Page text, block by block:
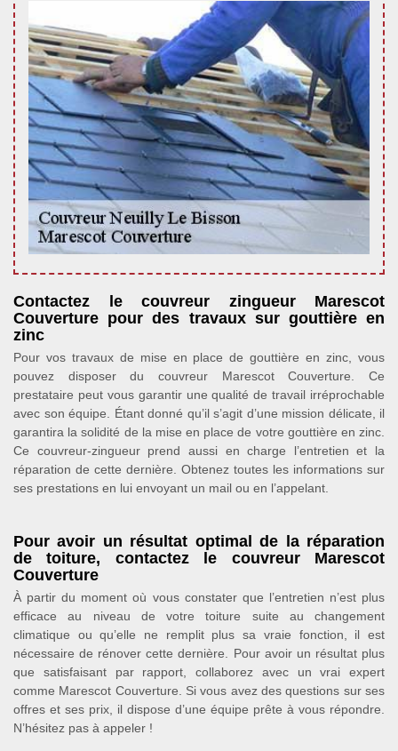
Contactez le couvreur zingueur Marescot
Couverture pour des travaux sur gouttière en
zinc
Pour vos travaux de mise en place de gouttière en zinc, vous
pouvez disposer du couvreur Marescot Couverture. Ce
prestataire peut vous garantir une qualité de travail irréprochable
avec son équipe. Étant donné qu’il s’agit d’une mission délicate, il
garantira la solidité de la mise en place de votre gouttière en zinc.
Ce couvreur-zingueur prend aussi en charge l’entretien et la
réparation de cette dernière. Obtenez toutes les informations sur
ses prestations en lui envoyant un mail ou en l’appelant.
Pour avoir un résultat optimal de la réparation
de toiture, contactez le couvreur Marescot
Couverture
À partir du moment où vous constater que l’entretien n’est plus
efficace au niveau de votre toiture suite au changement
climatique ou qu’elle ne remplit plus sa vraie fonction, il est
nécessaire de rénover cette dernière. Pour avoir un résultat plus
que satisfaisant par rapport, collaborez avec un vrai expert
comme Marescot Couverture. Si vous avez des questions sur ses
offres et ses prix, il dispose d’une équipe prête à vous répondre.
N’hésitez pas à appeler !